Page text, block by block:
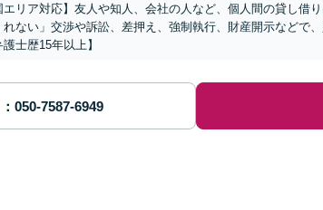
エリア対応】友人や知人、会社の人など、個人間の貸し借
れない」交渉や訴訟、差押え、強制執行、財産開示などで
士歴15年以上】